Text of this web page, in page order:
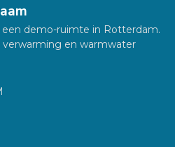
demo-ruimte in Rotterdam.
verwarming en warmwater